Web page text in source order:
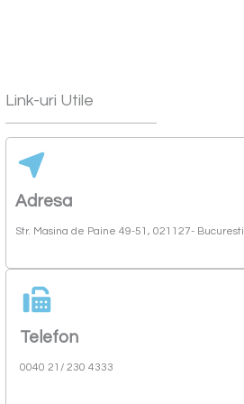
Link-uri Utile
Adresa
Str. Masina de Paine 49-51, 021127- Bucuresti
Telefon
0040 21/ 230 4333